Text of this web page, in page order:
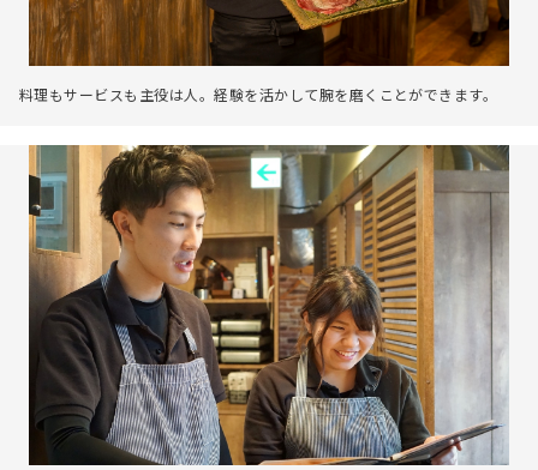
料理もサービスも主役は人。経験を活かして腕を磨くことができます。